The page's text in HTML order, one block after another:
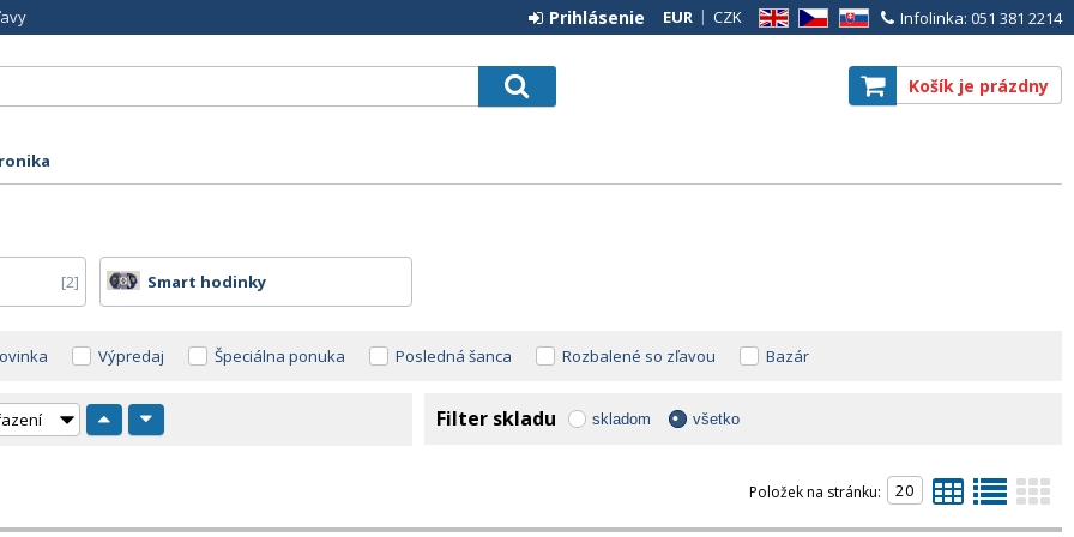
Infolinka: 051 381 2214
EN CZ SK
EUR CZK
Prihlásenie
Košík je prázdny
2 Smart hodinky
Výpredaj Špeciálna ponuka Posledná šanca Rozbalené so zľavou Bazár
Filter skladu skladom všetko
Položek na stránku: